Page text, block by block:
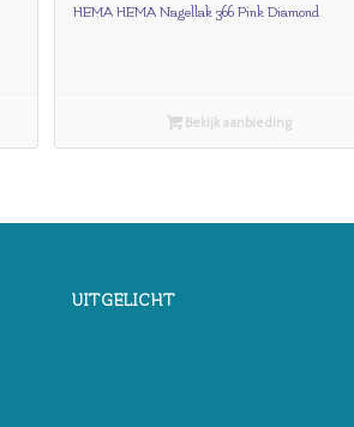
HEMA HEMA Nagellak 366 Pink Diamond
Bekijk aanbieding
UITGELICHT